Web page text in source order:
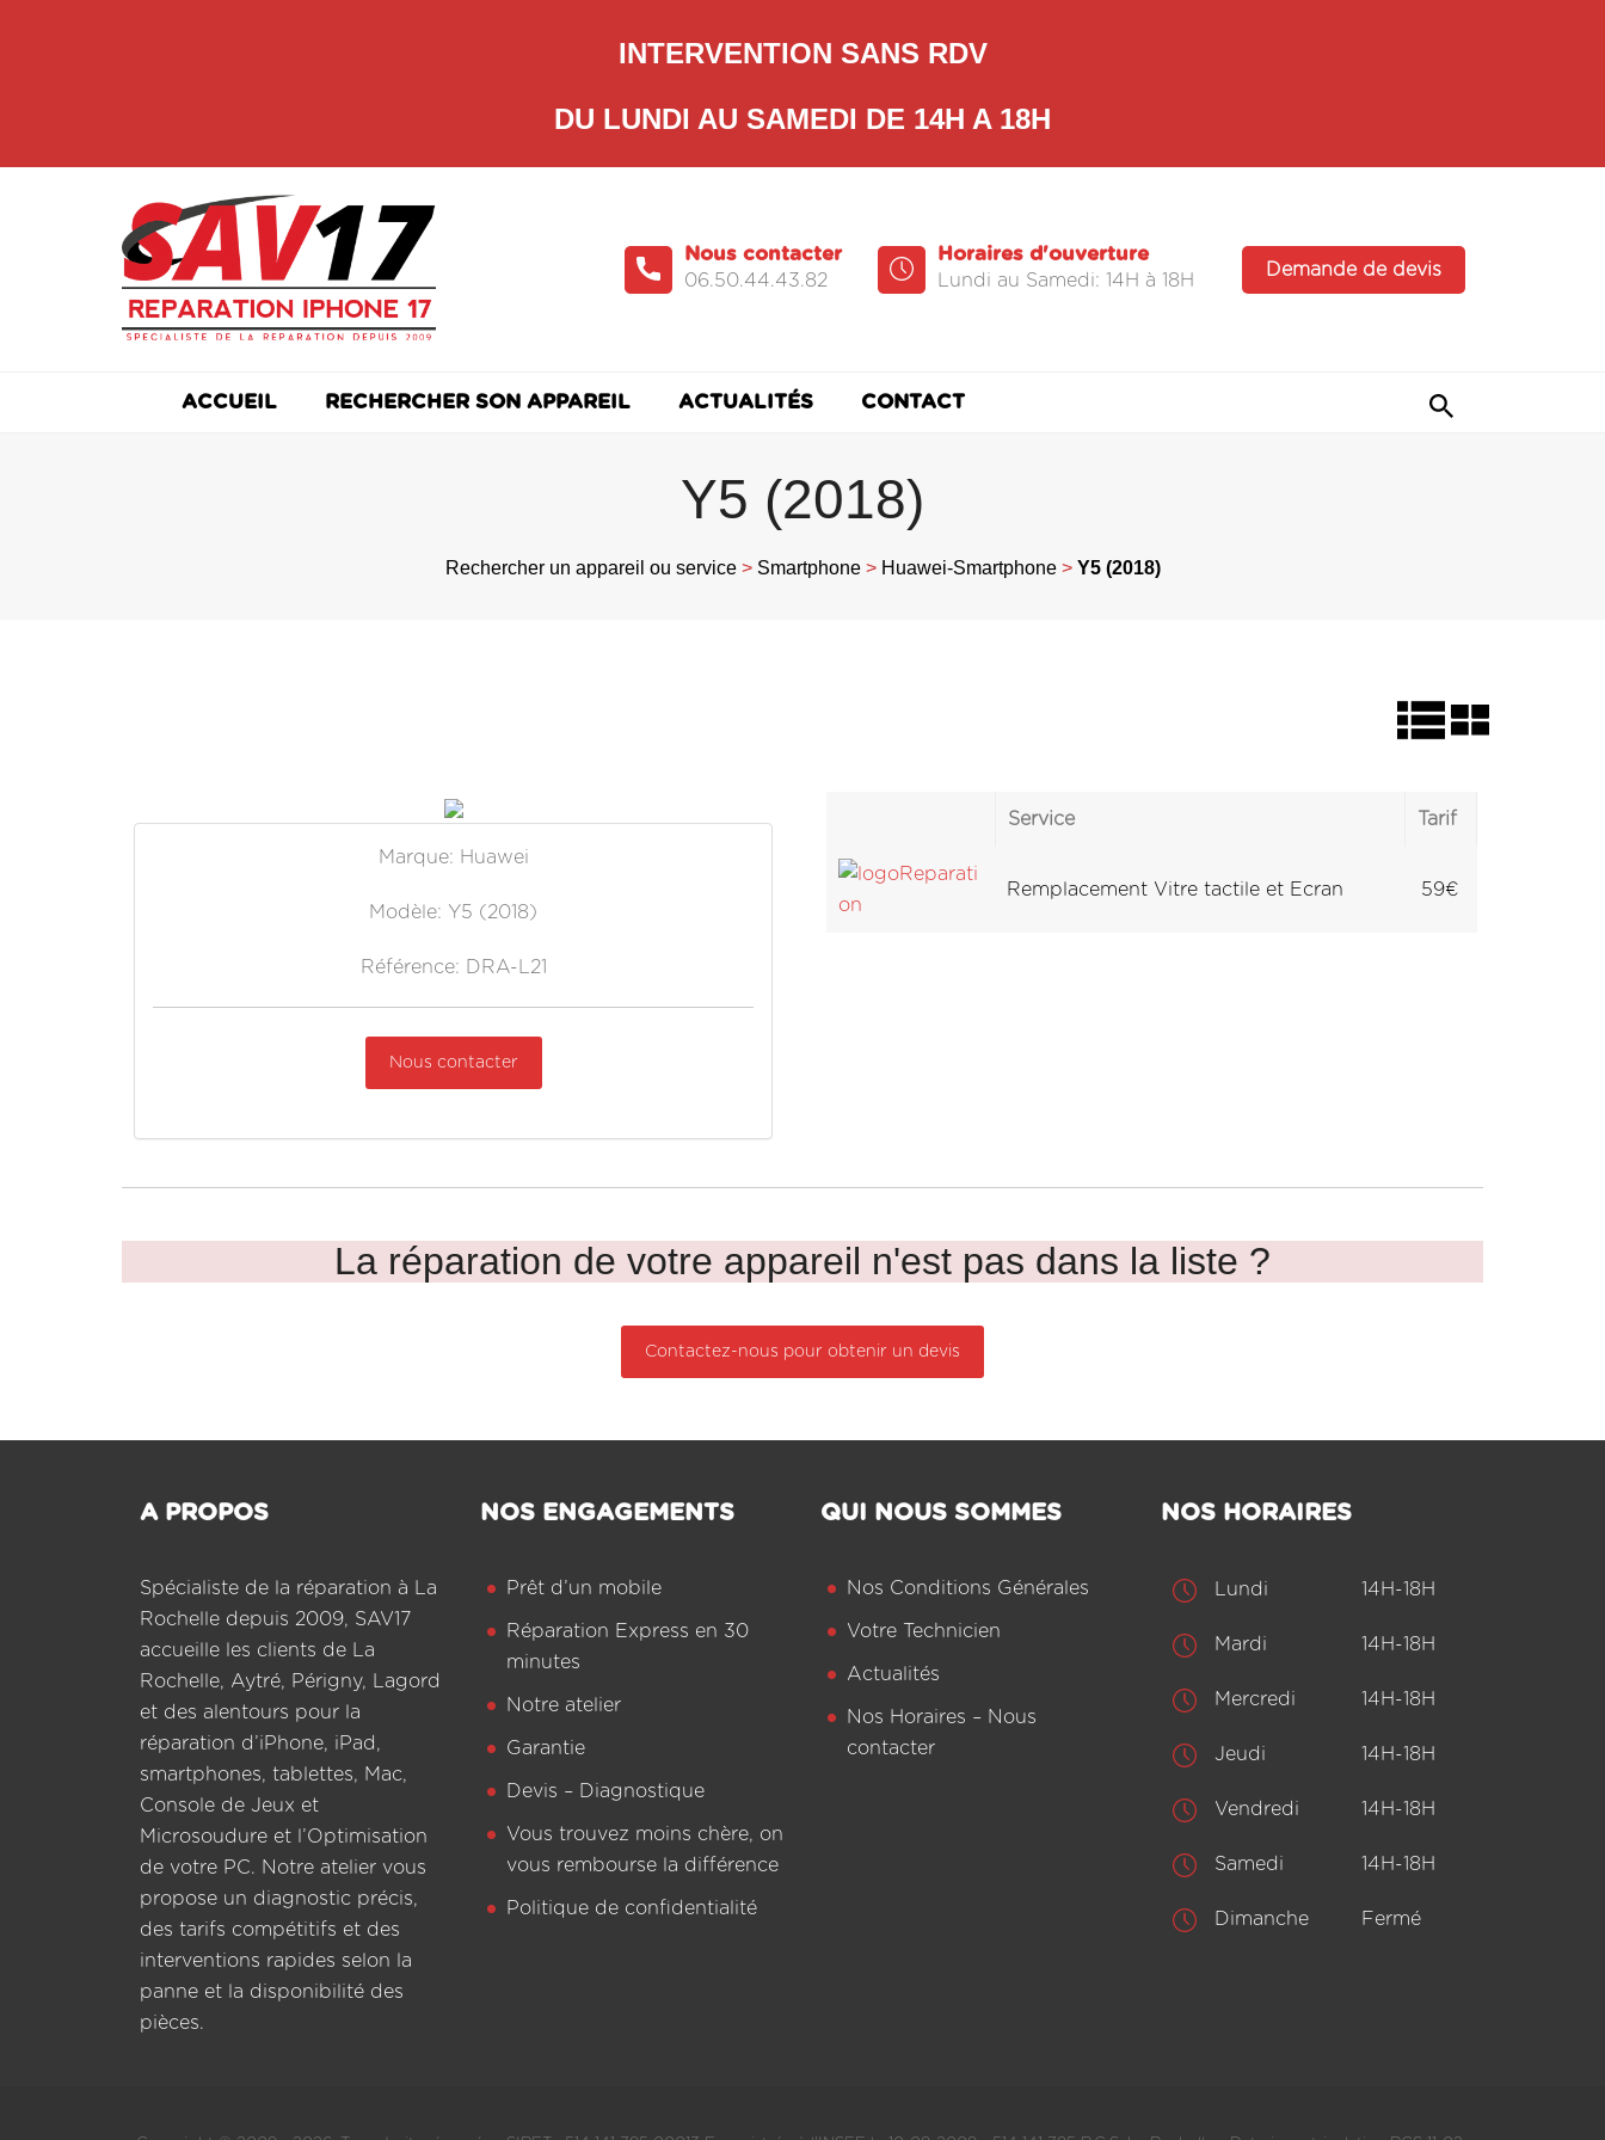
INTERVENTION SANS RDV
DU LUNDI AU SAMEDI DE 14H A 18H
Demande de devis
Horaires d'ouverture
Lundi au Samedi: 14H à 18H
Nous contacter
06.50.44.43.82
ACCUEIL RECHERCHER SON APPAREIL ACTUALITÉS CONTACT
Y5 (2018)
Rechercher un appareil ou service> Smartphone> Huawei-Smartphone> Y5 (2018)
Marque: Huawei
Modèle: Y5 (2018)
Référence: DRA-L21
Nous contacter
Service Tarif
Remplacement Vitre tactile et Ecran 59€
La réparation de votre appareil n'est pas dans la liste ?
Contactez-nous pour obtenir un devis
A PROPOS
Spécialiste de la réparation à La
Rochelle depuis 2009, SAV17
accueille les clients de La
Rochelle, Aytré, Périgny, Lagord
et des alentours pour la
réparation d’iPhone, iPad,
smartphones, tablettes, Mac,
Console de Jeux et
Microsoudure et l’Optimisation
de votre PC. Notre atelier vous
propose un diagnostic précis,
des tarifs compétitifs et des
interventions rapides selon la
panne et la disponibilité des
pièces.
NOS ENGAGEMENTS
Prêt d’un mobile
Réparation Express en 30
minutes
Notre atelier
Garantie
Devis – Diagnostique
Vous trouvez moins chère, on
vous rembourse la différence
Politique de confidentialité
QUI NOUS SOMMES
Nos Conditions Générales
Votre Technicien
Actualités
Nos Horaires – Nous
contacter
NOS HORAIRES
Lundi 14H-18H
Mardi 14H-18H
Mercredi 14H-18H
Jeudi 14H-18H
Vendredi 14H-18H
Samedi 14H-18H
Dimanche Fermé